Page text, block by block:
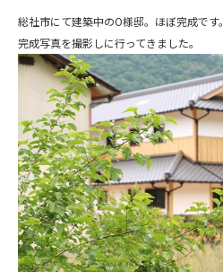
総社市にて建築中のO様邸。ほぼ完成です。
完成写真を撮影しに行ってきました。